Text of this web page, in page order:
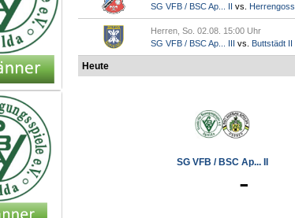
SG VFB / BSC Ap... II
vs. Herrengoss.
Herren, So. 02.08. 15:00 Uhr
SG VFB / BSC Ap... III
vs. Buttstädt II
Heute
SG VFB / BSC Ap... II
-